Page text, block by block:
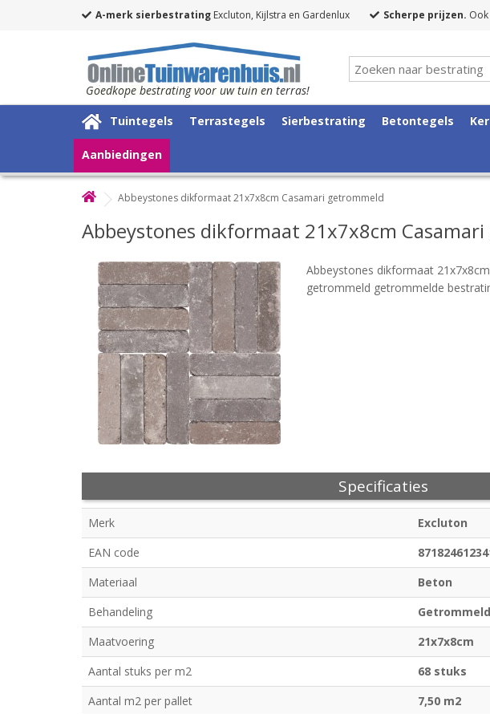
A-merk sierbestrating Excluton, Kijlstra en Gardenlux Scherpe prijzen.
Goedkope bestrating voor uw tuin en terras!
Tuintegels Terrastegels Sierbestrating Betontegels
Aanbiedingen
Abbeystones dikformaat 21x7x8cm Casamari getrommeld
Abbeystones dikformaat 21x7x8cm
Abbeystones dikformaat
getrommeld getrommelde
Specificaties
Merk
Excluton
EAN code
Materiaal
Beton
Behandeling
Getrommeld
Maatvoering
21x7x8cm
Aantal stuks per m2
68 stuks
Aantal m2 per pallet
7,50 m2